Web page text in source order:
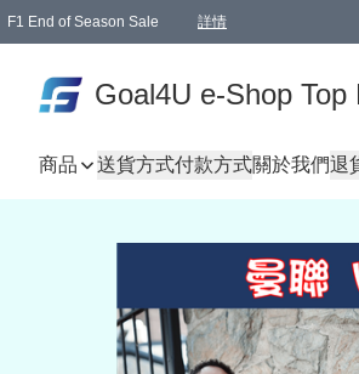
F1 End of Season Sale 詳情
Goal4U e-Shop
商品 送貨方式付款方式關於我們退